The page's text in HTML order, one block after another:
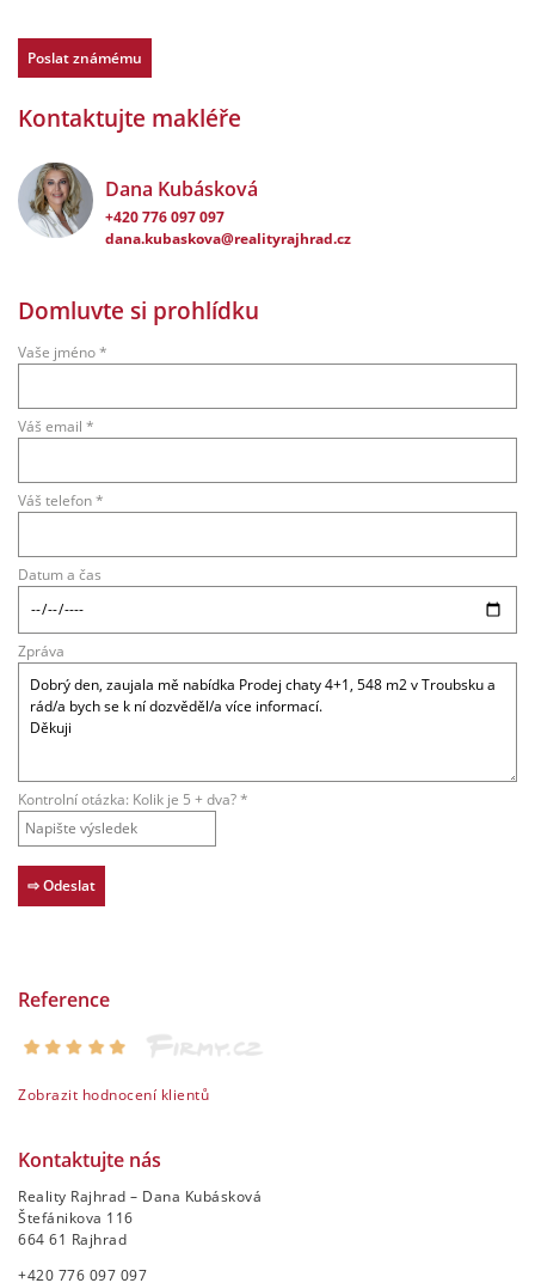
Poslat známému
Kontaktujte makléře
Dana Kubásková
+420 776 097 097
dana.kubaskova@realityrajhrad.cz
Domluvte si prohlídku
Vaše jméno *
Váš email *
Váš telefon *
Datum a čas
Zpráva
Kontrolní otázka: Kolik je 5 + dva? *
Reference
Zobrazit hodnocení klientů
Kontaktujte nás
Reality Rajhrad – Dana Kubásková
Štefánikova 116
664 61 Rajhrad
+420 776 097 097